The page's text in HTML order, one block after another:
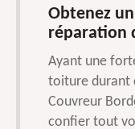
Obtenez
réparation
Ayant une
toiture durant
Couvreur
confier tout